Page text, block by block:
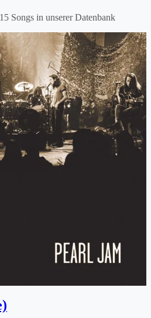
Songs in unserer Datenbank